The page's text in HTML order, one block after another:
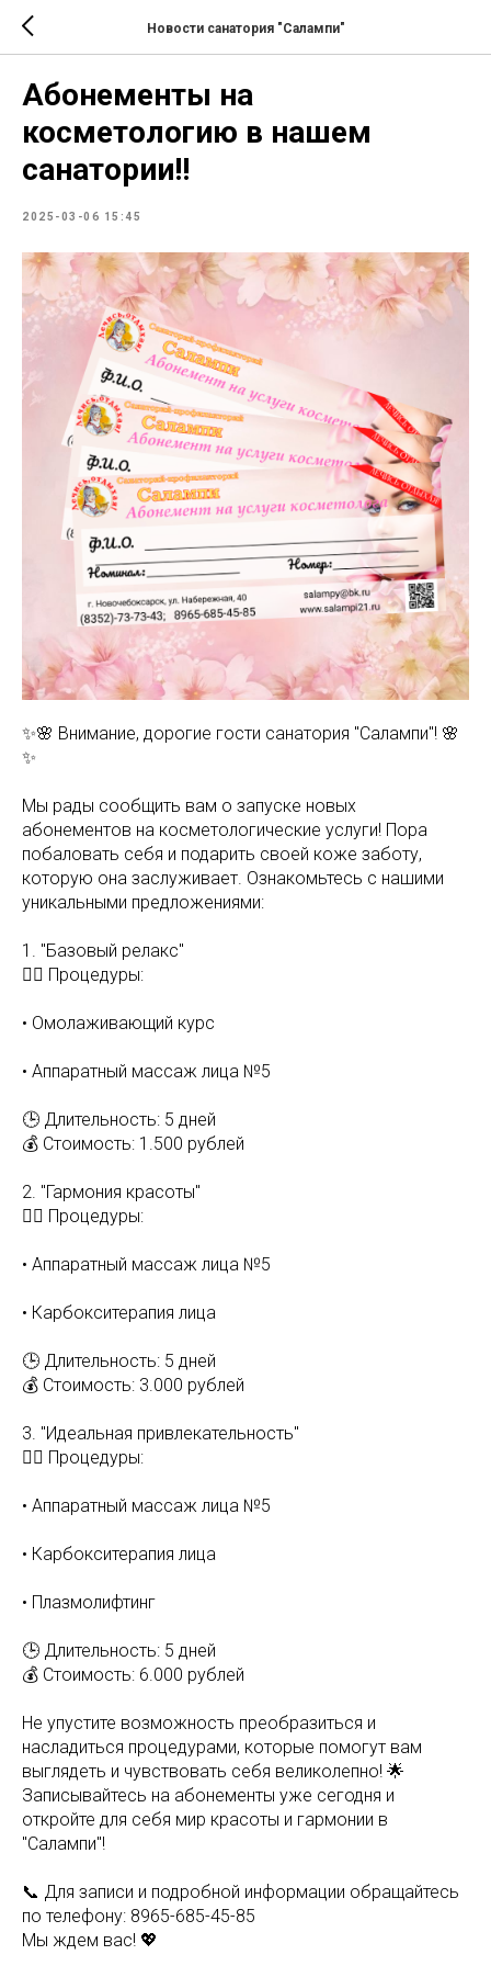
Новости санатория "Салампи"
Абонементы на
косметологию в нашем
санатории!!
2025-03-06 15:45
✨🌸 Внимание, дорогие гости санатория "Салампи"! 🌸
✨
Мы рады сообщить вам о запуске новых
абонементов на косметологические услуги! Пора
побаловать себя и подарить своей коже заботу,
которую она заслуживает. Ознакомьтесь с нашими
уникальными предложениями:
1. "Базовый релакс"
💆‍♀️ Процедуры:
• Омолаживающий курс
• Аппаратный массаж лица №5
🕒 Длительность: 5 дней
💰 Стоимость: 1.500 рублей
2. "Гармония красоты"
💆‍♀️ Процедуры:
• Аппаратный массаж лица №5
• Карбокситерапия лица
🕒 Длительность: 5 дней
💰 Стоимость: 3.000 рублей
3. "Идеальная привлекательность"
💆‍♀️ Процедуры:
• Аппаратный массаж лица №5
• Карбокситерапия лица
• Плазмолифтинг
🕒 Длительность: 5 дней
💰 Стоимость: 6.000 рублей
Не упустите возможность преобразиться и
насладиться процедурами, которые помогут вам
выглядеть и чувствовать себя великолепно! 🌟
Записывайтесь на абонементы уже сегодня и
откройте для себя мир красоты и гармонии в
"Салампи"!
📞 Для записи и подробной информации обращайтесь
по телефону: 8965-685-45-85
Мы ждем вас! 💖